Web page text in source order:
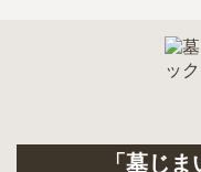
「墓じ